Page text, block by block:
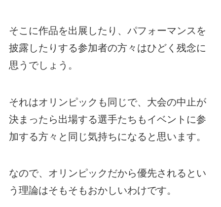
そこに作品を出展したり、パフォーマンスを
披露したりする参加者の方々はひどく残念に
思うでしょう。
それはオリンピックも同じで、大会の中止が
決まったら出場する選手たちもイベントに参
加する方々と同じ気持ちになると思います。
なので、オリンピックだから優先されるとい
う理論はそもそもおかしいわけです。